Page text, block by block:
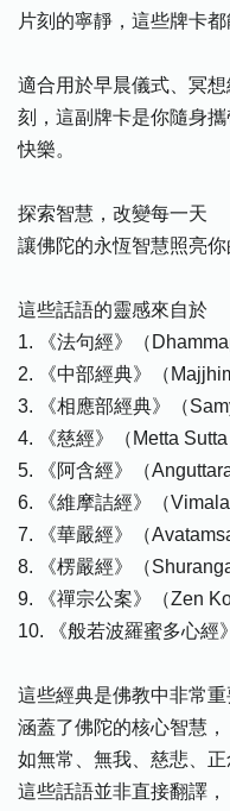
片刻的寧靜，這些牌卡
適合用於早晨儀式、冥
刻，這副牌卡是你隨身
快樂。
探索智慧，改變每一天
讓佛陀的永恆智慧照亮你
這些話語的靈感來自於
1. 《法句經》（
2. 《中部經典》（
3. 《相應部經典》（
4. 《慈經》（Metta Sutta
5. 《阿含經》（
6. 《維摩詰經》（
7. 《華嚴經》（
8. 《楞嚴經》（
9. 《禪宗公案》（Zen
10. 《般若波羅蜜多心經
這些經典是佛教中非常重
涵蓋了佛陀的核心智慧，
如無常、無我、慈悲、正
這些話語並非直接翻譯，